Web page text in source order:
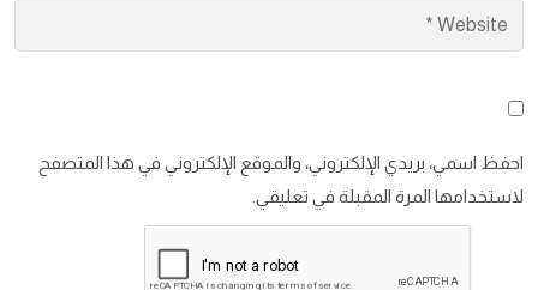
احفظ اسمي، بريدي الإلكتروني، والموقع الإلكتروني في هذا المتصفح
لاستخدامها المرة المقبلة في تعليقي.